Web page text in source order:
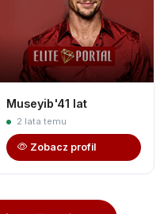
Museyib'41 lat
2 lata temu
Zobacz profil